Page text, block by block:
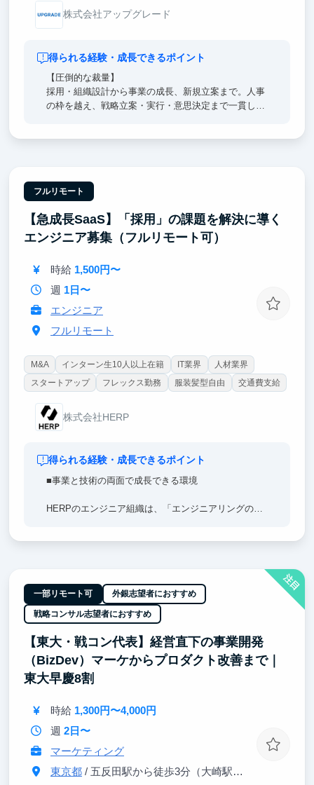
株式会社アップグレード
得られる経験・成長できるポイント
【圧倒的な裁量】
採用・組織設計から事業の成長、新規立案まで。人事
の枠を越え、戦略立案・実行・意思決定まで一貫して
じつつ直接吸収できます。日々のフィードバックを通
じ、どこでも通用する「解像度の高い思考力」を身に
沁み込ませます。
【東大早慶8割】
来るだけで視座が高まる刺激を受けることができま
す。過去、インターン生は戦略コンサル・外銀・総合
フルリモート
【急成長SaaS】「採用」の課題を解決に導く
エンジニア募集（フルリモート可）
時給 1,500円〜
週 1日〜
エンジニア
フルリモート
M&A インターン生10人以上在籍 IT業界
人材業界
スタートアップ
フレックス勤務 服装髪型自由 交通費支給
株式会社HERP
得られる経験・成長できるポイント
■事業と技術の両面で成長できる環境
HERPのエンジニア組織は、「エンジニアリングの専
技術はもちろん、プロダクトや事業の視点も持ちなが
ら成長したい方にとって、HERPは最適な環境です。
本気で挑戦したい方、ぜひ一緒に働きましょう！
注目
一部リモート可 外銀志望者におすすめ
戦略コンサル志望者におすすめ
【東大・戦コン代表】経営直下の事業開発
（BizDev）マーケからプロダクト改善まで｜
東大早慶8割
時給 1,300円〜4,000円
週 2日〜
マーケティング
東京都/ 五反田駅から徒歩3分（大崎駅から徒歩8分）